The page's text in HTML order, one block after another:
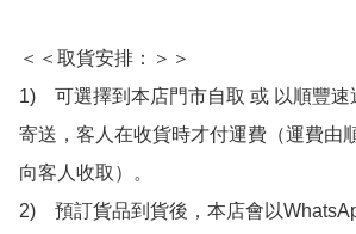
＜＜取貨安排：＞＞
1)　可選擇到本店門市自取 或 以順豐
寄送，客人在收貨時才付運費（運費由
向客人收取）。
2)　預訂貨品到貨後，本店會以